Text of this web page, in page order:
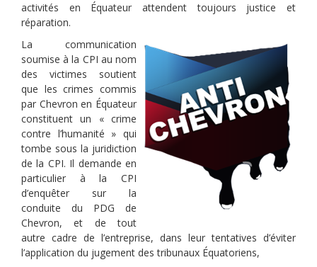
activités en Équateur attendent toujours justice et
réparation.
La communication
soumise à la CPI au nom
des victimes soutient
que les crimes commis
par Chevron en Équateur
constituent un « crime
contre l’humanité » qui
tombe sous la juridiction
de la CPI. Il demande en
particulier à la CPI
d’enquêter sur la
conduite du PDG de
Chevron, et de tout
autre cadre de l’entreprise, dans leur tentatives d’éviter
l’application du jugement des tribunaux Équatoriens,